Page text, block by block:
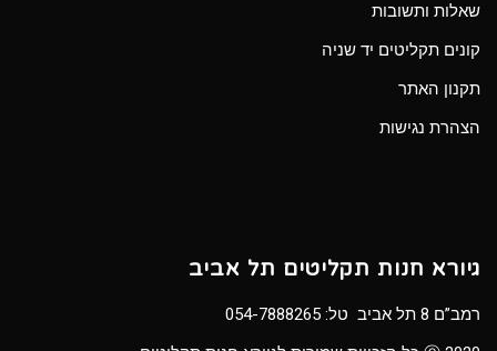
שאלות ותשובות
קונים תקליטים יד שניה
תקנון האתר
הצהרת נגישות
גיורא חנות תקליטים תל אביב
רמב”ם 8 תל אביב טל:
054-7888265